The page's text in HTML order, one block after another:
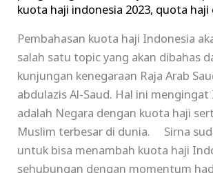
kuota haji indonesia 2023, quota haji
Pembahasan kuota haji Indonesia
salah satu topic yang akan dibahas
kunjungan kenegaraan Raja Arab
abdulazis Al-Saud. Hal ini mengingat
adalah Negara dengan kuota haji
Muslim terbesar di dunia. Sirna
untuk bisa menambah kuota haji
sehubungan dengan momentum